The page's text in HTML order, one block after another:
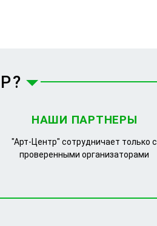
НАШИ ПАРТНЕРЫ
"Арт-Центр" сотрудничает только с
проверенными организаторами